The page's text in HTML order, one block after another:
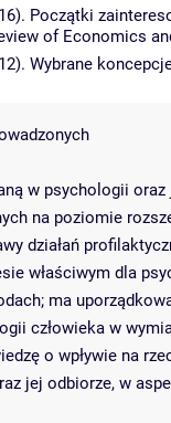
Początki
of Economics
Wybrane
w psychologii
na poziomie
działań
właściwym dla
ma
człowieka w
o wpływie na
jej odbiorze, w